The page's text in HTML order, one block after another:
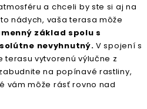
a chceli by ste si aj na
nádych, vaša terasa môže
základ spolu s
nevyhnutný.V spojení s
vytvorenú výlučne z
na popínavé rastliny,
vám môže rásť rovno nad